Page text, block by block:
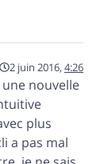
2 juin 2016,4:26
une nouvelle
plus
a pas mal